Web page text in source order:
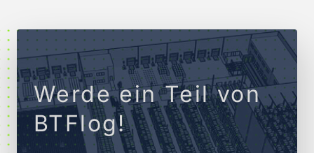
Werde ein Teil von
BTFlog!